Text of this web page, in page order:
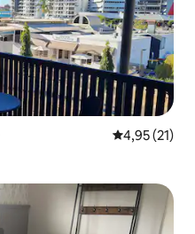
Gemiddelde
4,95 (21)